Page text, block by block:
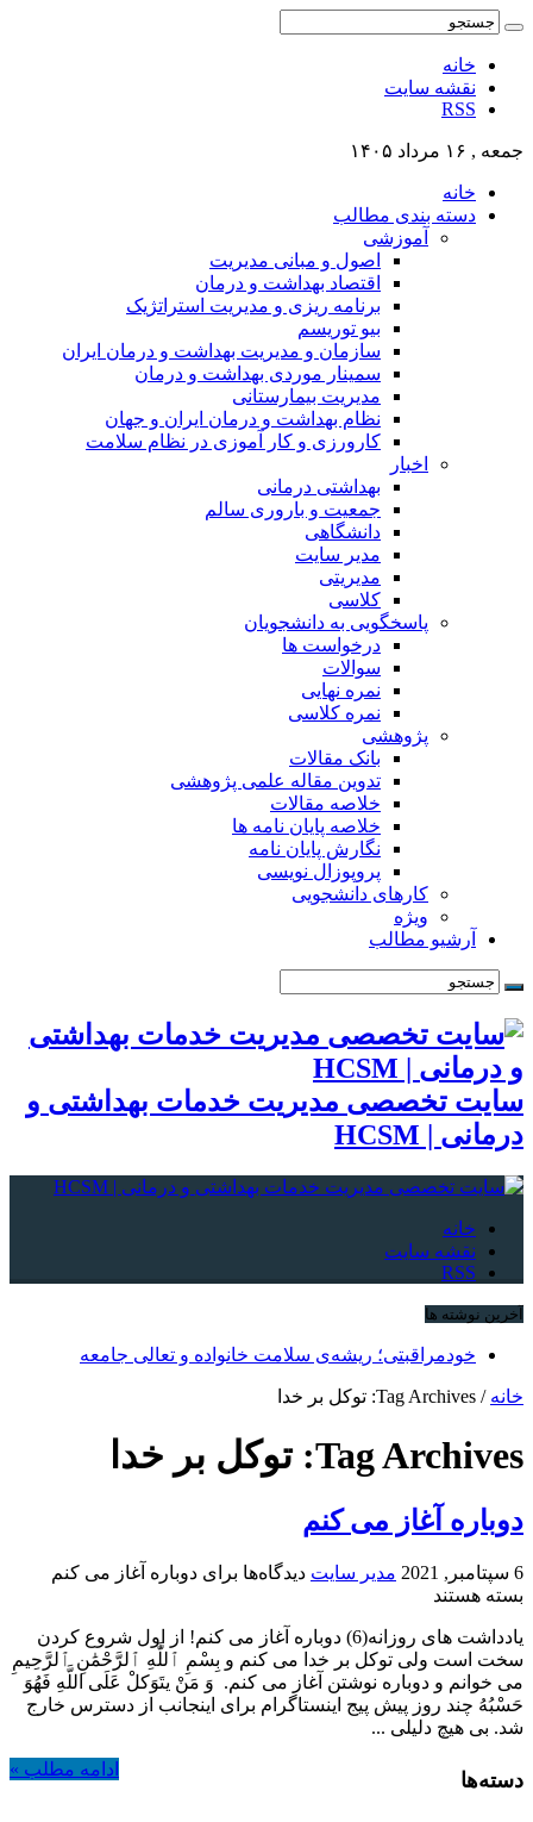
خانه
نقشه سایت
RSS
جمعه , ۱۶ مرداد ۱۴۰۵
خانه
دسته بندی مطالب
آموزشی
اصول و مبانی مدیریت
اقتصاد بهداشت و درمان
برنامه ریزی و مدیریت استراتژیک
بیو توریسم
سازمان و مدیریت بهداشت و درمان ایران
سمینار موردی بهداشت و درمان
مدیریت بیمارستانی
نظام بهداشت و درمان ایران و جهان
کارورزی و کار آموزی در نظام سلامت
اخبار
بهداشتی درمانی
جمعیت و باروری سالم
دانشگاهی
مدیر سایت
مدیریتی
کلاسی
پاسخگویی به دانشجویان
درخواست ها
سوالات
نمره نهایی
نمره کلاسی
پژوهشی
بانک مقالات
تدوین مقاله علمی پژوهشی
خلاصه مقالات
خلاصه پایان نامه ها
نگارش پایان نامه
پروپوزال نویسی
کارهای دانشجویی
ویژه
آرشیو مطالب
سایت تخصصی مدیریت خدمات بهداشتی و
درمانی | HCSM
خانه
نقشه سایت
RSS
آخرین نوشته ها
خودمراقبتی؛ ریشه‌ی سلامت خانواده و تعالی جامعه
خانه / Tag Archives: توکل بر خدا
Tag Archives: توکل بر خدا
دوباره آغاز می کنم
6 سپتامبر, 2021 مدیر سایت دیدگاه‌ها برای دوباره آغاز می کنم
بسته هستند
یادداشت های روزانه(6) دوباره آغاز می کنم! از اول شروع کردن
سخت است ولی توکل بر خدا می کنم و بِسْمِ ٱللَّٰهِ ٱلرَّحْمَٰنِ ٱلرَّحِيمِ
می خوانم و دوباره نوشتن آغاز می کنم. وَ مَنْ یتَوَکلْ عَلَی اللَّهِ فَهُوَ
حَسْبُهُ چند روز پیش پیج اینستاگرام برای اینجانب از دسترس خارج
شد. بی هیچ دلیلی ...
ادامه مطلب » دسته‌ها